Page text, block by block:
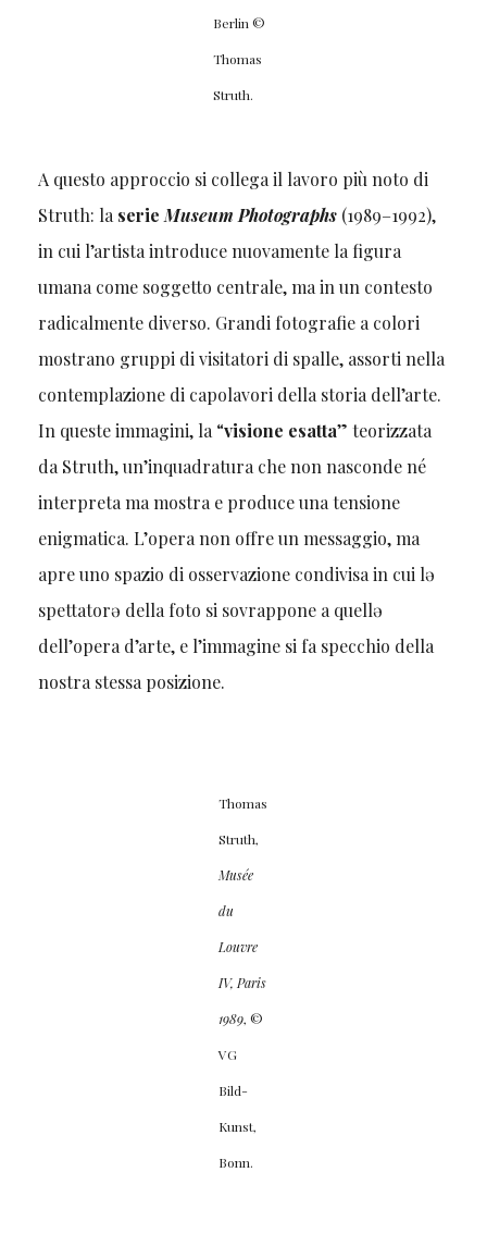
Berlin ©
Thomas
Struth.
A questo approccio si collega il lavoro più noto di
Struth: laserieMuseum Photographs(1989–1992),
in cui l’artista introduce nuovamente la figura
umana come soggetto centrale, ma in un contesto
radicalmente diverso. Grandi fotografie a colori
mostrano gruppi di visitatori di spalle, assorti nella
contemplazione di capolavori della storia dell’arte.
In queste immagini, la “visione esatta” teorizzata
da Struth, un’inquadratura che non nasconde né
interpreta ma mostra e produce una tensione
enigmatica. L’opera non offre un messaggio, ma
apre uno spazio di osservazione condivisa in cui lə
spettatorə della foto si sovrappone a quellə
dell’opera d’arte, e l’immagine si fa specchio della
nostra stessa posizione.
Thomas
Struth,
Musée
du
Louvre
IV, Paris
1989, ©
VG
Bild-
Kunst,
Bonn.